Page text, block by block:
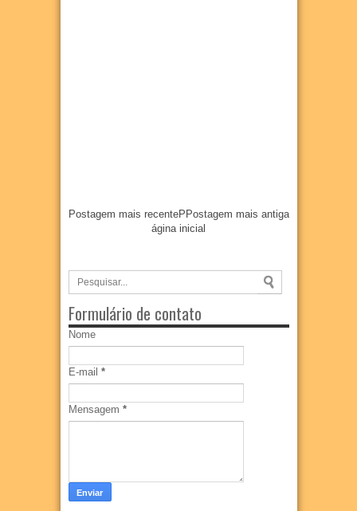
Postagem mais recente Postagem mais antiga
P
ágina inicial
Formulário de contato
Nome
E-mail *
Mensagem *